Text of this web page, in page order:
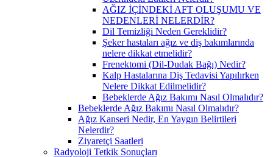
AĞIZ İÇİNDEKİ AFT OLUŞUMU VE
NEDENLERİ NELERDİR?
Dil Temizliği Neden Gereklidir?
Şeker hastaları ağız ve diş bakımlarında
nelere dikkat etmelidir?
Frenektomi (Dil-Dudak Bağı) Nedir?
Kalp Hastalarına Diş Tedavisi Yapılırken
Nelere Dikkat Edilmelidir?
Bebeklerde Ağız Bakımı Nasıl Olmalıdır?
Bebeklerde Ağız Bakımı Nasıl Olmalıdır?
Ağız Kanseri Nedir, En Yaygın Belirtileri
Nelerdir?
Ziyaretçi Saatleri
Radyoloji Tetkik Sonuçları